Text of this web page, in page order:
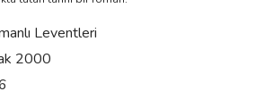
Leventleri
2000